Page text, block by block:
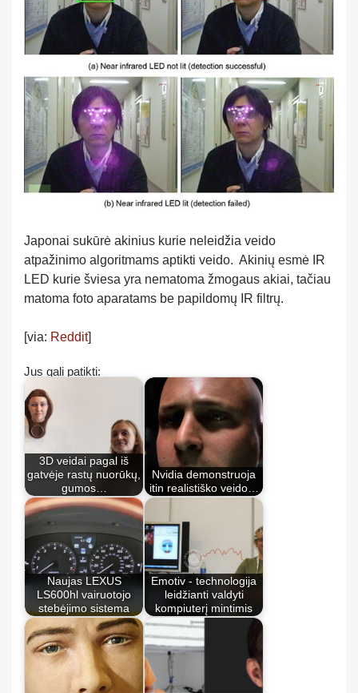
Japonai sukūrė akinius kurie neleidžia veido
atpažinimo algoritmams aptikti veido. Akinių esmė IR
LED kurie šviesa yra nematoma žmogaus akiai, tačiau
matoma foto aparatams be papildomų IR filtrų.
[via: Reddit]
Jus gali patikti:
3D veidai pagal iš
gatvėje rastų nuorūkų,
gumos…
Nvidia demonstruoja
itin realistiško veido…
Naujas LEXUS
LS600hl vairuotojo
stebėjimo sistema
Emotiv - technologija
leidžianti valdyti
kompiuterį mintimis